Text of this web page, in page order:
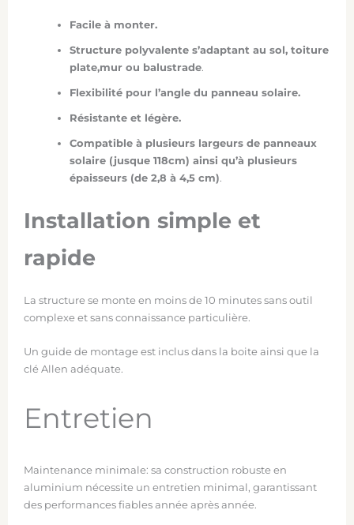
Facile à monter.
Structure polyvalente s’adaptant au sol, toiture
plate,mur ou balustrade.
Flexibilité pour l’angle du panneau solaire.
Résistante et légère.
Compatible à plusieurs largeurs de panneaux
solaire (jusque 118cm) ainsi qu’à plusieurs
épaisseurs (de 2,8 à 4,5 cm).
Installation simple et
rapide
La structure se monte en moins de 10 minutes sans outil
complexe et sans connaissance particulière.
Un guide de montage est inclus dans la boite ainsi que la
clé Allen adéquate.
Entretien
Maintenance minimale: sa construction robuste en
aluminium nécessite un entretien minimal, garantissant
des performances fiables année après année.